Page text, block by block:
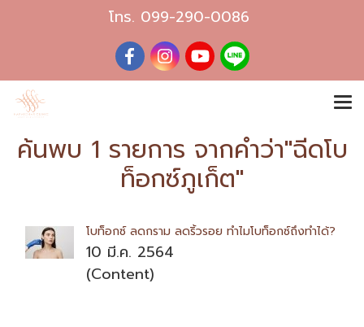
โทร. 099-290-0086
ค้นพบ 1 รายการ จากคำว่า"ฉีดโบ
ท็อกซ์ภูเก็ต"
โบท็อกซ์ ลดกราม ลดริ้วรอย ทำไมโบท็อกซ์ถึงทำได้?
10 มี.ค. 2564
(Content)